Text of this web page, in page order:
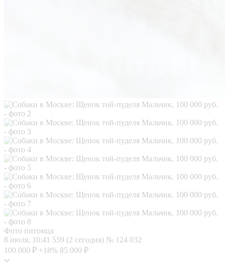
Фото питомца
8 июля, 10:41 559 (2 сегодня) № 124 032
100 000 ₽ +18% 85 000 ₽